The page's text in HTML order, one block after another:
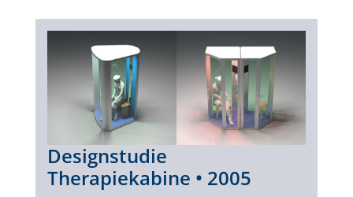
Designstudie
Therapiekabine • 2005